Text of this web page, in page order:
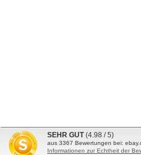
SEHR GUT (4.98 / 5)
aus 3367 Bewertungen bei:
Informationen zur Echtheit der